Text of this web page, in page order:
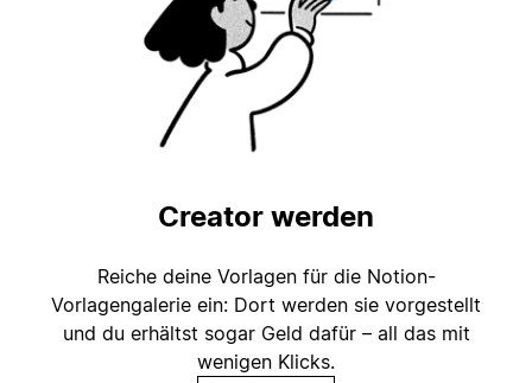
Creator werden
Reiche deine Vorlagen für die Notion-
Vorlagengalerie ein: Dort werden sie vorgestellt
und du erhältst sogar Geld dafür – all das mit
wenigen Klicks.